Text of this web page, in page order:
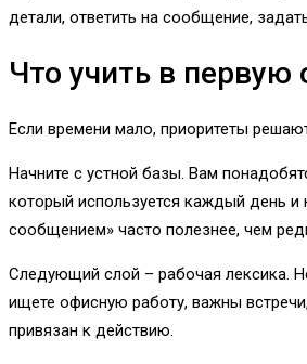
детали, ответить на сообщение,
Что учить в первую
Если времени мало, приоритеты
Начните с устной базы. Вам
который используется каждый день и
сообщением» часто полезнее, чем
Следующий слой – рабочая лексика.
ищете офисную работу, важны
привязан к действию.